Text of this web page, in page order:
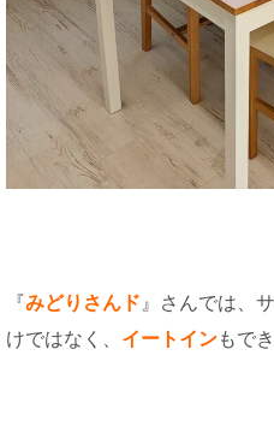
『みどりさんド 』さんでは、
けではなく、 イートインもで